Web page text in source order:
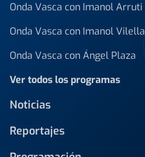
Onda Vasca con Imanol Arruti
Onda Vasca con Imanol Vilella
Onda Vasca con Ángel Plaza
Ver todos los programas
Noticias
Reportajes